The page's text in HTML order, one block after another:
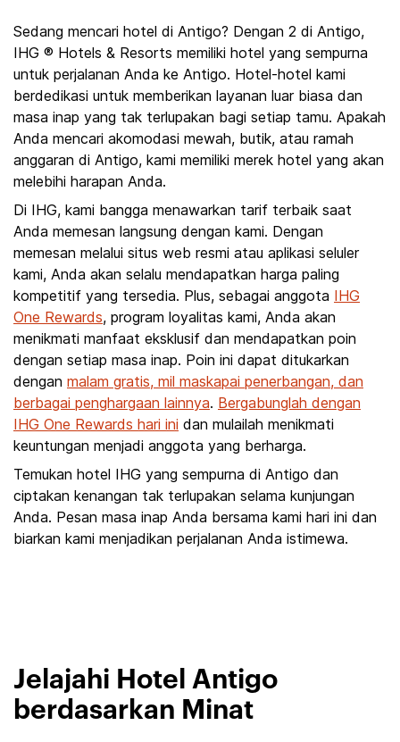
Sedang mencari hotel di Antigo? Dengan 2 di Antigo,
IHG ® Hotels & Resorts memiliki hotel yang sempurna
untuk perjalanan Anda ke Antigo. Hotel-hotel kami
berdedikasi untuk memberikan layanan luar biasa dan
masa inap yang tak terlupakan bagi setiap tamu. Apakah
Anda mencari akomodasi mewah, butik, atau ramah
anggaran di Antigo, kami memiliki merek hotel yang akan
melebihi harapan Anda.
Di IHG, kami bangga menawarkan tarif terbaik saat
Anda memesan langsung dengan kami. Dengan
memesan melalui situs web resmi atau aplikasi seluler
kami, Anda akan selalu mendapatkan harga paling
kompetitif yang tersedia. Plus, sebagai anggota IHG
One Rewards, program loyalitas kami, Anda akan
menikmati manfaat eksklusif dan mendapatkan poin
dengan setiap masa inap. Poin ini dapat ditukarkan
dengan malam gratis, mil maskapai penerbangan, dan
berbagai penghargaan lainnya. Bergabunglah dengan
IHG One Rewards hari ini dan mulailah menikmati
keuntungan menjadi anggota yang berharga.
Temukan hotel IHG yang sempurna di Antigo dan
ciptakan kenangan tak terlupakan selama kunjungan
Anda. Pesan masa inap Anda bersama kami hari ini dan
biarkan kami menjadikan perjalanan Anda istimewa.
Jelajahi Hotel Antigo
berdasarkan Minat